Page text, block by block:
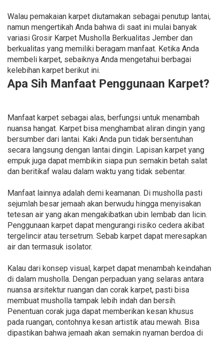
Walau pemakaian karpet diutamakan sebagai penutup lantai,
namun mengertikah Anda bahwa di saat ini mulai banyak
variasi Grosir Karpet Musholla Berkualitas Jember dan
berkualitas yang memiliki beragam manfaat. Ketika Anda
membeli karpet, sebaiknya Anda mengetahui berbagai
kelebihan karpet berikut ini.
Apa Sih Manfaat Penggunaan Karpet?
Manfaat karpet sebagai alas, berfungsi untuk menambah
nuansa hangat. Karpet bisa menghambat aliran dingin yang
bersumber dari lantai. Kaki Anda pun tidak bersentuhan
secara langsung dengan lantai dingin. Lapisan karpet yang
empuk juga dapat membikin siapa pun semakin betah salat
dan beritikaf walau dalam waktu yang tidak sebentar.
Manfaat lainnya adalah demi keamanan. Di musholla pasti
sejumlah besar jemaah akan berwudu hingga menyisakan
tetesan air yang akan mengakibatkan ubin lembab dan licin.
Penggunaan karpet dapat mengurangi risiko cedera akibat
tergelincir atau tersetrum. Sebab karpet dapat meresapkan
air dan termasuk isolator.
Kalau dari konsep visual, karpet dapat menambah keindahan
di dalam musholla. Dengan perpaduan yang selaras antara
nuansa arsitektur ruangan dan corak karpet, pasti bisa
membuat musholla tampak lebih indah dan bersih.
Penentuan corak juga dapat memberikan kesan khusus
pada ruangan, contohnya kesan artistik atau mewah. Bisa
dipastikan bahwa jemaah akan semakin nyaman berdoa di